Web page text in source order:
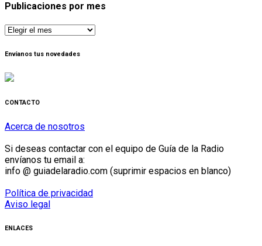
Publicaciones por mes
Publicaciones
mes
Envíanos tus novedades
CONTACTO
Acerca de nosotros
Si deseas contactar con el equipo de Guía de la Radio
envíanos tu email a:
info @ guiadelaradio.com (suprimir espacios en blanco)
Política de privacidad
Aviso legal
ENLACES